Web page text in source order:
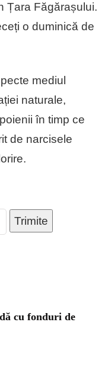
Țara Făgărașului.
o duminică de
mediul
naturale,
în timp ce
de narcisele
Trimite
cu fonduri de